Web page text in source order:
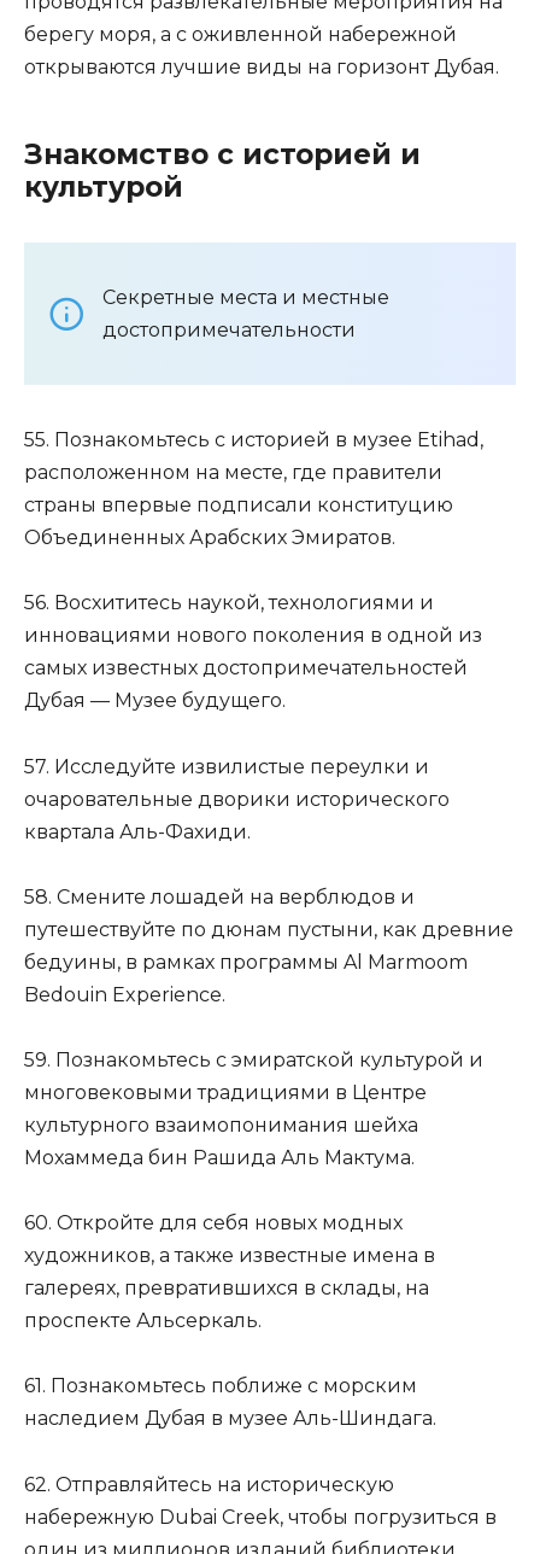
берегу моря, а с оживленной набережной
открываются лучшие виды на горизонт Дубая.
Знакомство с историей и
культурой
Секретные места и местные
достопримечательности
55. Познакомьтесь с историей в музее Etihad,
расположенном на месте, где правители
страны впервые подписали конституцию
Объединенных Арабских Эмиратов.
56. Восхититесь наукой, технологиями и
инновациями нового поколения в одной из
самых известных достопримечательностей
Дубая — Музее будущего.
57. Исследуйте извилистые переулки и
очаровательные дворики исторического
квартала Аль-Фахиди.
58. Смените лошадей на верблюдов и
путешествуйте по дюнам пустыни, как древние
бедуины, в рамках программы Al Marmoom
Bedouin Experience.
59. Познакомьтесь с эмиратской культурой и
многовековыми традициями в Центре
культурного взаимопонимания шейха
Мохаммеда бин Рашида Аль Мактума.
60. Откройте для себя новых модных
художников, а также известные имена в
галереях, превратившихся в склады, на
проспекте Альсеркаль.
61. Познакомьтесь поближе с морским
наследием Дубая в музее Аль-Шиндага.
62. Отправляйтесь на историческую
набережную Dubai Creek, чтобы погрузиться в
один из миллионов изданий библиотеки